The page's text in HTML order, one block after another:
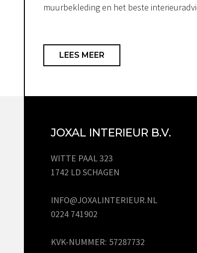
muurbekleding en het beste
LEES MEER
JOXAL INTERIEUR B.V.
WITTE PAAL 323
1742 LD SCHAGEN
INFO@JOXALINTERIEUR.NL
0224 741902
KVK-NUMMER: 57287732